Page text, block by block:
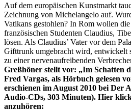
Auf dem europäischen Kunstmarkt
Zeichnung von Michelangelo auf.
Vatikans gestohlen? In Rom wollen
französischen Studenten Claudius,
lösen. Als Claudius’ Vater vor dem
Gifttrunk umgebracht wird, entwickelt
zu einer nervenaufreibenden
Greßhöner stellt vor: „Im Schatten
Fred Vargas, als Hörbuch gelesen
erschienen im August 2010 bei Der
Audio-CDs, 303 Minuten). Hier
anzuhören: